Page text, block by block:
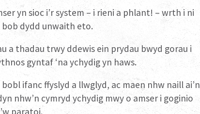
yn sioc i’r system – i rieni a phlant! – wrth i ni
bob dydd unwaith eto.
a thadau trwy ddewis ein prydau bwyd gorau i
gyntaf ‘na ychydig yn haws.
ifanc ffyslyd a llwglyd, ac maen nhw naill ai’n
nhw’n cymryd ychydig mwy o amser i goginio